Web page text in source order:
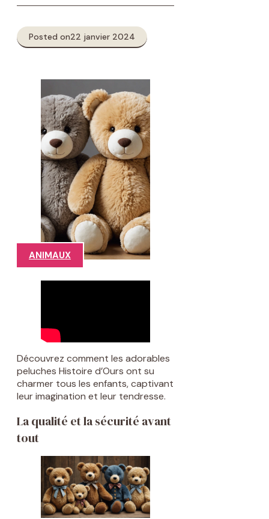
Posted on22 janvier 2024
ANIMAUX
Découvrez comment les adorables
peluches Histoire d’Ours ont su
charmer tous les enfants, captivant
leur imagination et leur tendresse.
La qualité et la sécurité avant
tout